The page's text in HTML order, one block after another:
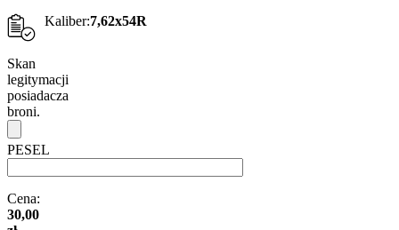
Kaliber:7,62x54R
Skan
legitymacji
posiadacza
broni.
PESEL
Cena:
30,00